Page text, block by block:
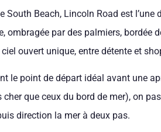
South Beach, Lincoln Road est
ombragée par des palmiers, bordée
ouvert unique, entre détente et
le point de départ idéal avant une
cher que ceux du bord de mer), on
direction la mer à deux pas.